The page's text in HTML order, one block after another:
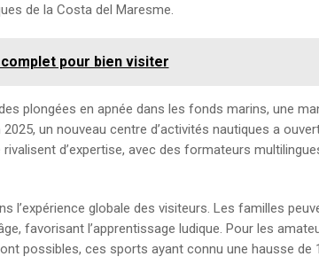
de la Costa del Maresme.
pour bien visiter
plongées en apnée dans les fonds marins, une
un nouveau centre d’activités nautiques a
d’expertise, avec des formateurs
l’expérience globale des visiteurs. Les familles
favorisant l’apprentissage ludique. Pour les
possibles, ces sports ayant connu une hausse de